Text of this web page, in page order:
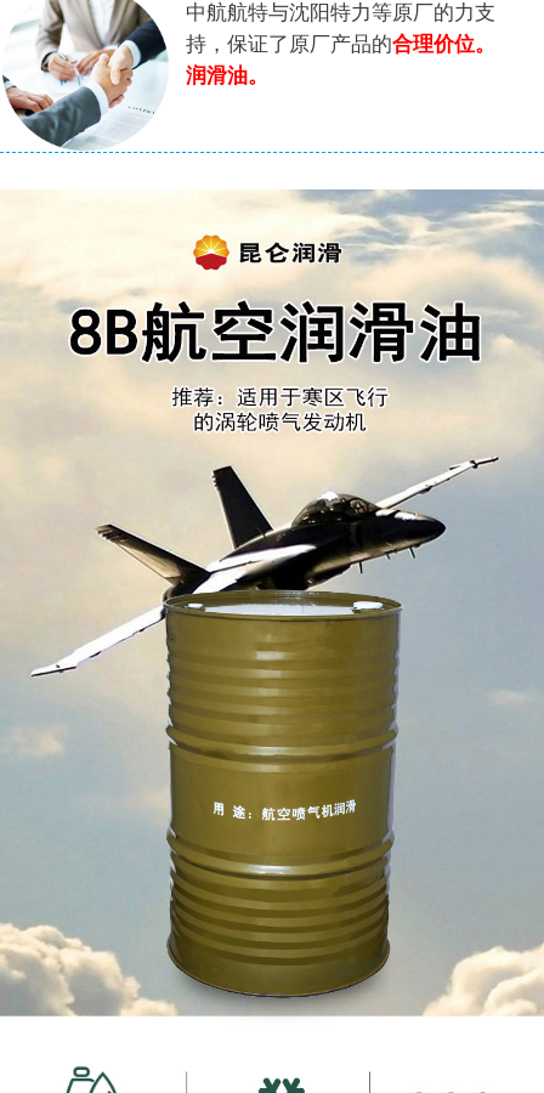
中航航特与沈阳特力等原厂的力支
持，保证了原厂产品的合理价位。
润滑油。